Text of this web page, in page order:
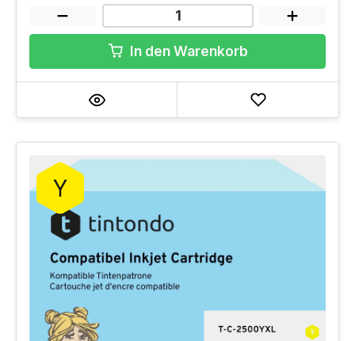
In den Warenkorb